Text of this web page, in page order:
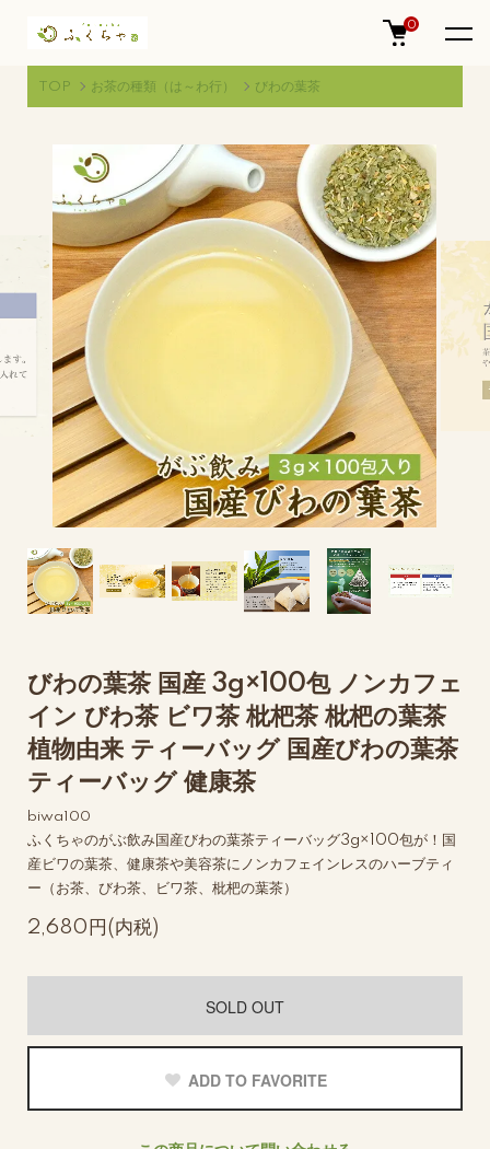
0
TOP お茶の種類（は～わ行） びわの葉茶
びわの葉茶 国産 3g×100包 ノンカフェ
イン びわ茶 ビワ茶 枇杷茶 枇杷の葉茶
植物由来 ティーバッグ 国産びわの葉茶
ティーバッグ 健康茶
biwa100
ふくちゃのがぶ飲み国産びわの葉茶ティーバッグ3g×100包が！国
産ビワの葉茶、健康茶や美容茶にノンカフェインレスのハーブティ
ー（お茶、びわ茶、ビワ茶、枇杷の葉茶）
2,680円(内税)
SOLD OUT
ADD TO FAVORITE